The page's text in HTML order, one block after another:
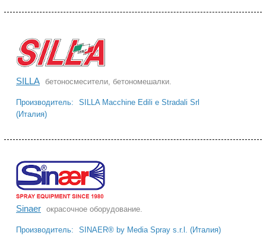
SILLA бетоносмесители, бетономешалки.
Производитель:
SILLA Macchine Edili e Stradali Srl
(Италия)
Sinaer окрасочное оборудование.
Производитель: SINAER® by Media Spray s.r.l. (Италия)